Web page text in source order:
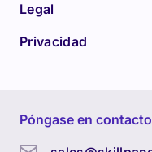
Legal
Privacidad
Póngase en contacto